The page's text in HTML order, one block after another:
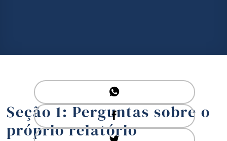
Seção 1: Perguntas sobre o
próprio relatório